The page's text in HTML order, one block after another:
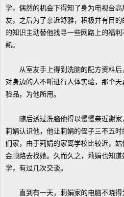
学，偶然的机会下得知了身为电视台
友，之后为了亲近舒雅，积极并有目
的知识主动替他找寻一些网路上的福
熟。
从室友手上得到洗脑的配方资料后
对身边的人不断进行人体实验，那个
验品，为他所用。
随后透过洗脑他得以慢慢亲近谢家
莉娟认识他，他让莉娟的侄子三不五
们家，由于莉娟的家离学校比较近，
会顺路去找她。久而久之，莉娟也知
学，有过几次交谈。
直到有一天，莉娟家的电脑不晓得